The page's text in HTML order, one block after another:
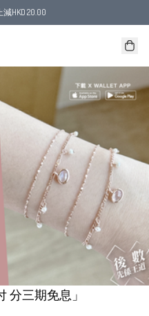
HKD 20.00
分三期免息」